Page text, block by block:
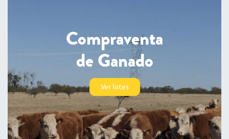
Compraventa
de Ganado
Ver lotes